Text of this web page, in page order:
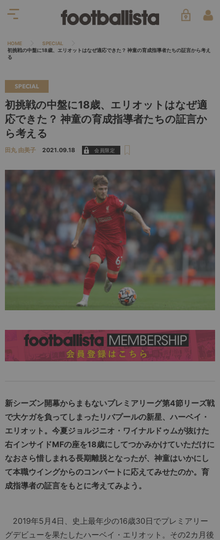
HOME
SPECIAL
初挑戦の中盤に18歳、エリオットはなぜ適応できた？ 神童の育成指導者たちの証言から考え
る
SPECIAL
初挑戦の中盤に18歳、エリオットはなぜ適
応できた？ 神童の育成指導者たちの証言か
ら考える
田丸 由美子 2021.09.18
新シーズン開幕からまもないプレミアリーグ第4節リーズ戦
で大ケガを負ってしまったリバプールの新星、ハーベイ・
エリオット。今夏ジョルジニオ・ワイナルドゥムが抜けた
右インサイドMFの座を18歳にしてつかみかけていただけに
なおさら惜しまれる長期離脱となったが、神童はいかにし
て本職ウイングからのコンバートに応えてみせたのか。育
成指導者の証言をもとに考えてみよう。
2019年5月4日、史上最年少の16歳30日でプレミアリー
グデビューを果たしたハーベイ・エリオット。その2カ月後